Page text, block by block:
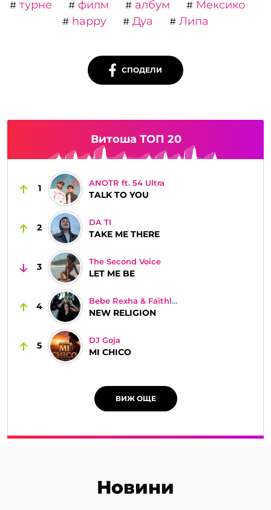
# турне # филм # албум # Мексико
# happy # Дуа # Липа
СПОДЕЛИ
Витоша ТОП 20
1
ANOTR ft. 54 Ultra
TALK TO YOU
2
DA TI
TAKE ME THERE
3
The Second Voice
LET ME BE
4
Bebe Rexha & Faithless
NEW RELIGION
5
DJ Goja
MI CHICO
ВИЖ ОЩЕ
Новини